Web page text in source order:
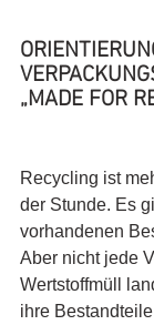
„MADE FOR
Recycling ist
der Stunde. Es
vorhandenen
Aber nicht jede
Wertstoffmüll
ihre